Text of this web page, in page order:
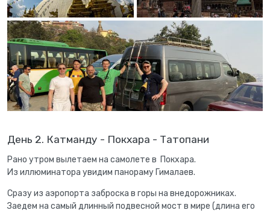
День 2. Катманду - Покхара - Татопани
Рано утром вылетаем на самолете в Покхара.
Из иллюминатора увидим панораму Гималаев.
Сразу из аэропорта заброска в горы на внедорожниках.
Заедем на самый длинный подвесной мост в мире (длина его